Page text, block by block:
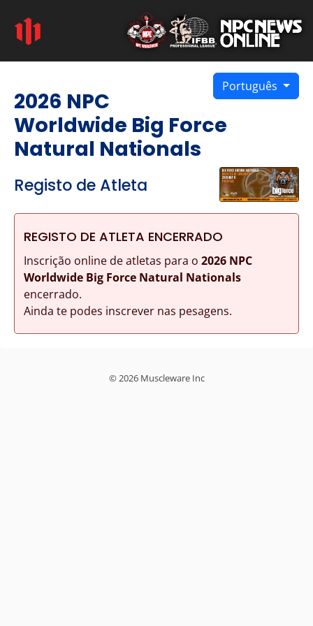
Português
2026 NPC
Worldwide Big Force
Natural Nationals
Registo de Atleta
REGISTO DE ATLETA ENCERRADO
Inscrição online de atletas para o 2026 NPC
Worldwide Big Force Natural Nationals
encerrado.
Ainda te podes inscrever nas pesagens.
© 2026 Muscleware Inc